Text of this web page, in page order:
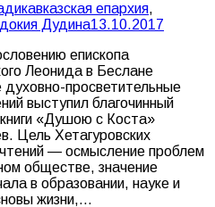
епархия,
Дудина13.10.2017
епископа
Леонида в Беслане
просветительные
выступил благочинный
книги «Душою с Коста»
Цель Хетагуровских
— осмысление проблем
обществе, значение
в образовании, науке и
жизни,…